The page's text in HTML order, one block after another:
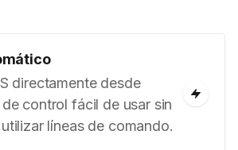
directamente desde
control fácil de usar sin
líneas de comando.